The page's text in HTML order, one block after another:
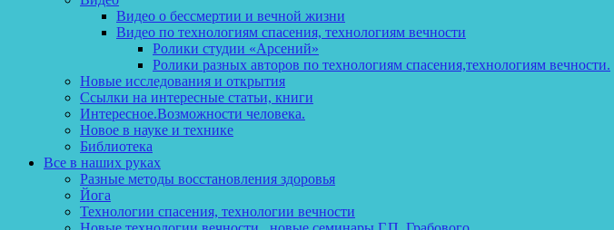
Видео о бессмертии и вечной жизни
Видео по технологиям спасения, технологиям вечности
Ролики студии «Арсений»
Ролики разных авторов по технологиям спасения,технологиям вечности.
Новые исследования и открытия
Ссылки на интересные статьи, книги
Интересное.Возможности человека.
Новое в науке и технике
Библиотека
Все в наших руках
Разные методы восстановления здоровья
Йога
Технологии спасения, технологии вечности